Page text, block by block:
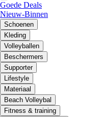
Goede Deals
Nieuw-Binnen
Schoenen
Kleding
Volleyballen
Beschermers
Supporter
Lifestyle
Materiaal
Beach Volleybal
Fitness & training